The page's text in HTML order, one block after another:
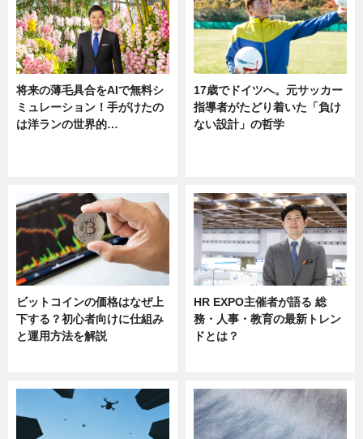
将来の薄毛具合をAIで無料シ
ミュレーション！手がけたの
は洋ランの世界的…
17歳でドイツへ。元サッカー
指導者がたどり着いた「負け
ない設計」の哲学
ビットコインの価格はなぜ上
下する？初心者向けに仕組み
と運用方法を解説
HR EXPO主催者が語る 総
務・人事・教育の最新トレン
ドとは？